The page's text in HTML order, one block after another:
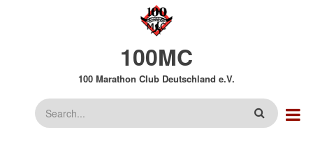
100MC
100 Marathon Club Deutschland e.V.
Suche